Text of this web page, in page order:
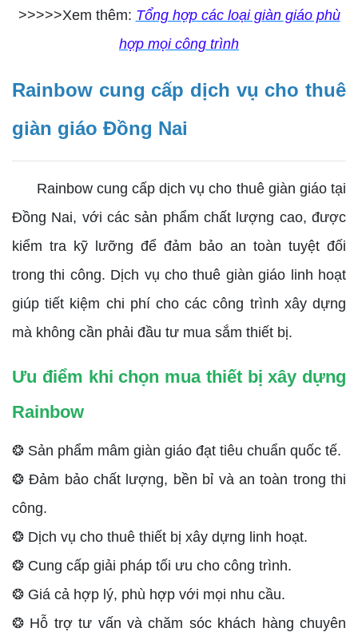
>>>>>Xem thêm: Tổng hợp các loại giàn giáo phù
hợp mọi công trình
Rainbow cung cấp dịch vụ cho thuê
giàn giáo Đồng Nai
Rainbow cung cấp dịch vụ cho thuê giàn giáo tại
Đồng Nai, với các sản phẩm chất lượng cao, được
kiểm tra kỹ lưỡng để đảm bảo an toàn tuyệt đối
trong thi công. Dịch vụ cho thuê giàn giáo linh hoạt
giúp tiết kiệm chi phí cho các công trình xây dựng
mà không cần phải đầu tư mua sắm thiết bị.
Ưu điểm khi chọn mua thiết bị xây dựng
Rainbow
❂ Sản phẩm mâm giàn giáo đạt tiêu chuẩn quốc tế.
❂ Đảm bảo chất lượng, bền bỉ và an toàn trong thi
công.
❂ Dịch vụ cho thuê thiết bị xây dựng linh hoạt.
❂ Cung cấp giải pháp tối ưu cho công trình.
❂ Giá cả hợp lý, phù hợp với mọi nhu cầu.
❂ Hỗ trợ tư vấn và chăm sóc khách hàng chuyên